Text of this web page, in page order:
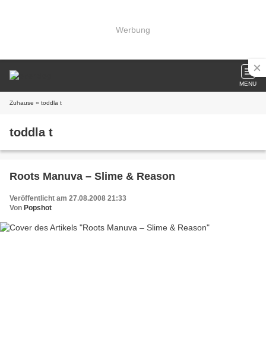
Werbung
MENU
Zuhause » toddla t
toddla t
Roots Manuva – Slime & Reason
Veröffentlicht am 27.08.2008 21:33
Von Popshot